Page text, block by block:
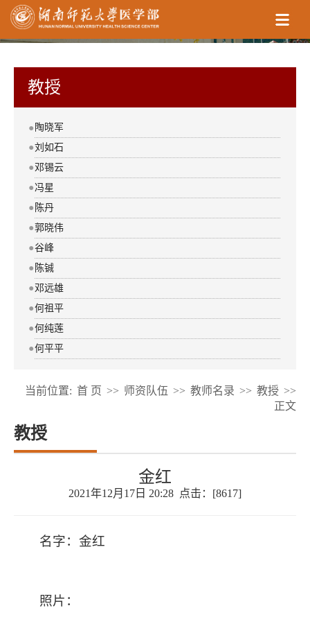
教授
● 陶晓军
●刘如石
● 邓锡云
● 冯星
● 陈丹
●郭晓伟
●谷峰
● 陈铖
● 邓远雄
●何祖平
●何纯莲
●何平平
当前位置: 首 页 >> 师资队伍 >> 教师名录 >> 教授 >>
正文
教授
金红
2021年12月17日 20:28 点击：[8617]
名字：金红
照片：